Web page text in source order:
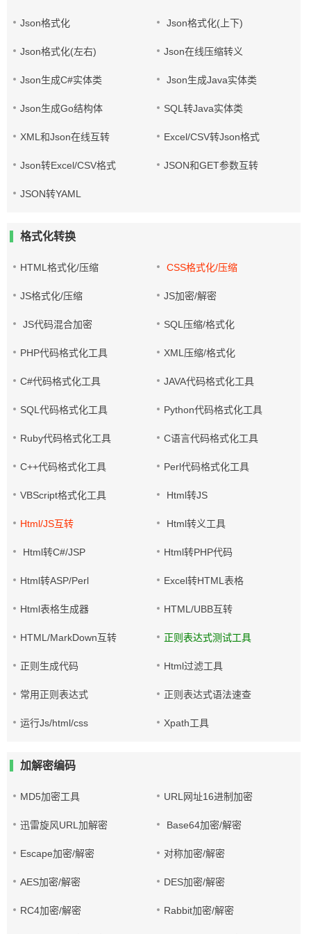
Json格式化 Json格式化(上下)
Json格式化(左右) Json在线压缩转义
Json生成C#实体类 Json生成Java实体类
Json生成Go结构体 SQL转Java实体类
XML和Json在线互转 Excel/CSV转Json格式
Json转Excel/CSV格式 JSON和GET参数互转
JSON转YAML
格式化转换
HTML格式化/压缩 CSS格式化/压缩
JS格式化/压缩 JS加密/解密
JS代码混合加密 SQL压缩/格式化
PHP代码格式化工具 XML压缩/格式化
C#代码格式化工具 JAVA代码格式化工具
SQL代码格式化工具 Python代码格式化工具
Ruby代码格式化工具 C语言代码格式化工具
C++代码格式化工具 Perl代码格式化工具
VBScript格式化工具 Html转JS
Html/JS互转 Html转义工具
Html转C#/JSP Html转PHP代码
Html转ASP/Perl Excel转HTML表格
Html表格生成器 HTML/UBB互转
HTML/MarkDown互转 正则表达式测试工具
正则生成代码 Html过滤工具
常用正则表达式 正则表达式语法速查
运行Js/html/css Xpath工具
加解密编码
MD5加密工具 URL网址16进制加密
迅雷旋风URL加解密 Base64加密/解密
Escape加密/解密 对称加密/解密
AES加密/解密 DES加密/解密
RC4加密/解密 Rabbit加密/解密